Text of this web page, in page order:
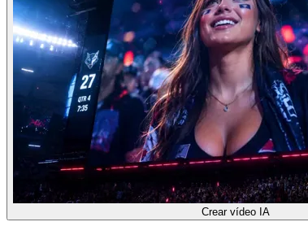
Crear vídeo IA